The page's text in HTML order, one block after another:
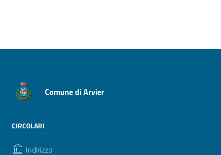
Comune di Arvier
CIRCOLARI
Indirizzo